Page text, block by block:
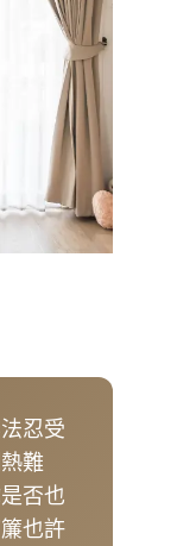
忍受
難
否也
也許